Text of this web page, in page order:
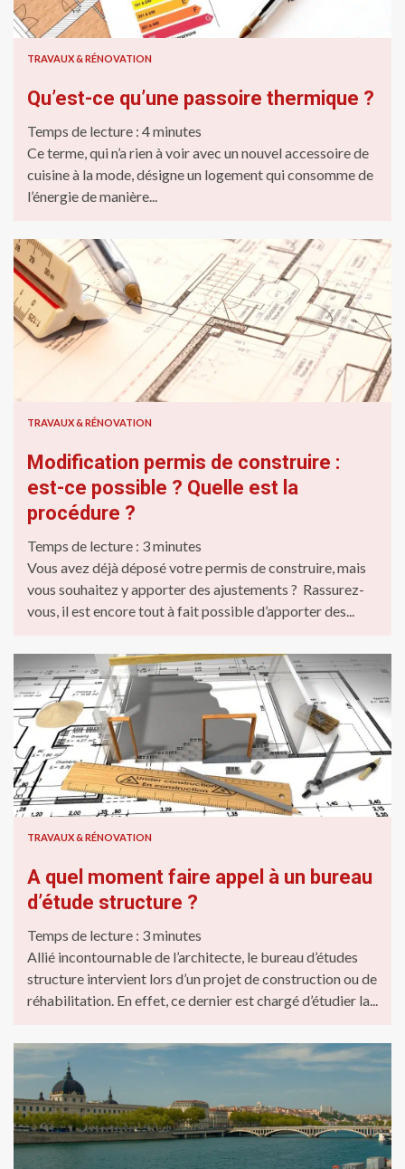
TRAVAUX & RÉNOVATION
Qu’est-ce qu’une passoire thermique ?
Temps de lecture : 4minutes
Ce terme, qui n’a rien à voir avec un nouvel accessoire de
cuisine à la mode, désigne un logement qui consomme de
l’énergie de manière...
TRAVAUX & RÉNOVATION
Modification permis de construire :
est-ce possible ? Quelle est la
procédure ?
Temps de lecture : 3minutes
Vous avez déjà déposé votre permis de construire, mais
vous souhaitez y apporter des ajustements ? Rassurez-
vous, il est encore tout à fait possible d’apporter des...
TRAVAUX & RÉNOVATION
A quel moment faire appel à un bureau
d’étude structure ?
Temps de lecture : 3minutes
Allié incontournable de l’architecte, le bureau d’études
structure intervient lors d’un projet de construction ou de
réhabilitation. En effet, ce dernier est chargé d’étudier la...